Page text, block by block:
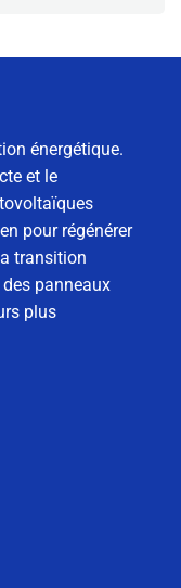
énergétique.
et le
pour régénérer
transition
panneaux
plus